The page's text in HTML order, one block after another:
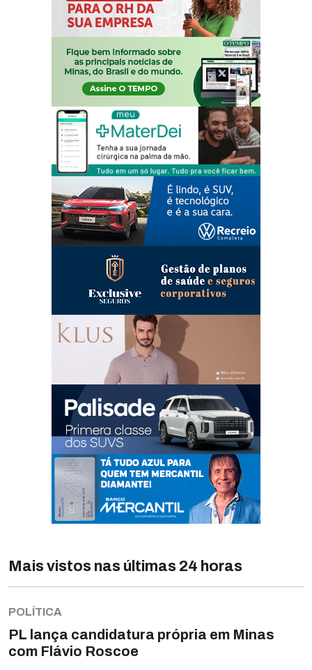
Mais vistos nas últimas 24 horas
POLÍTICA
PL lança candidatura própria em Minas
com Flávio Roscoe